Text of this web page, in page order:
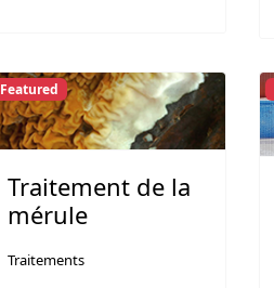
Featured
Traitement de la
mérule
Traitements